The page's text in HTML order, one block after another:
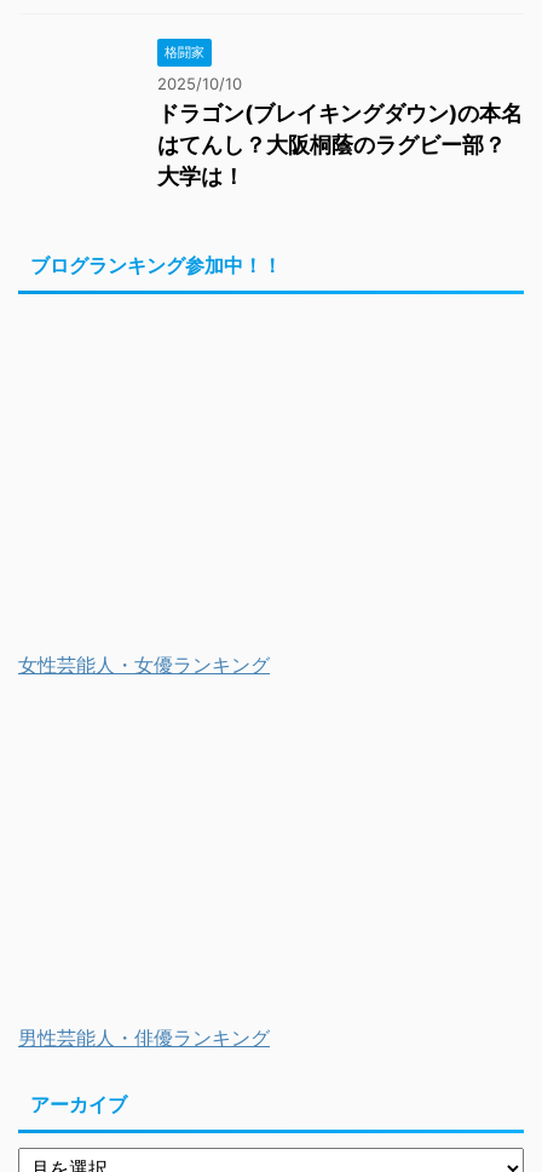
格闘家
2025/10/10
ドラゴン(ブレイキングダウン)の本名
はてんし？大阪桐蔭のラグビー部？
大学は！
ブログランキング参加中！！
女性芸能人・女優ランキング
男性芸能人・俳優ランキング
アーカイブ